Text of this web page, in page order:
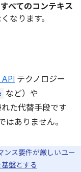
すべてのコンテキス
なります。
テクノロジー
など）や
た代替手段です
ありません。
ンス要件が厳しいユー
盤とする